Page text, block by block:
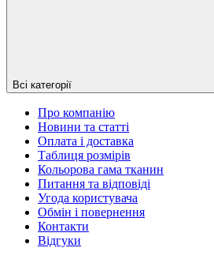
Всі категорії
Про компанію
Новини та статті
Оплата і доставка
Таблиця розмірів
Кольорова гама тканин
Питання та відповіді
Угода користувача
Обмін і повернення
Контакти
Відгуки